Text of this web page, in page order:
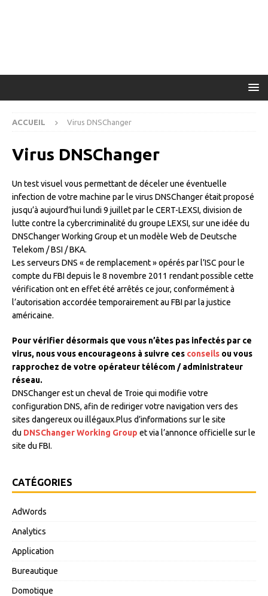
ACCUEIL Virus DNSChanger
Virus DNSChanger
Un test visuel vous permettant de déceler une éventuelle
infection de votre machine par le virus DNSChanger était proposé
jusqu’à aujourd’hui lundi 9 juillet par le CERT-LEXSI, division de
lutte contre la cybercriminalité du groupe LEXSI, sur une idée du
DNSChanger Working Group et un modèle Web de Deutsche
Telekom / BSI / BKA.
Les serveurs DNS « de remplacement » opérés par l’ISC pour le
compte du FBI depuis le 8 novembre 2011 rendant possible cette
vérification ont en effet été arrêtés ce jour, conformément à
l’autorisation accordée temporairement au FBI par la justice
américaine.
Pour vérifier désormais que vous n’êtes pas infectés par ce
virus, nous vous encourageons à suivre ces conseils ou vous
rapprochez de votre opérateur télécom / administrateur
réseau.
DNSChanger est un cheval de Troie qui modifie votre
configuration DNS, afin de rediriger votre navigation vers des
sites dangereux ou illégaux.Plus d’informations sur le site
du DNSChanger Working Group et via l’annonce officielle sur le
site du FBI.
CATÉGORIES
AdWords
Analytics
Application
Bureautique
Domotique